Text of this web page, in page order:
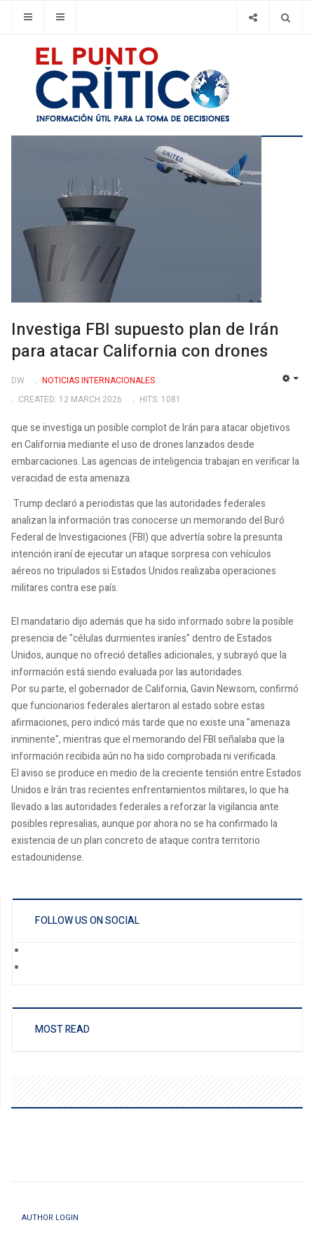
Investiga FBI supuesto plan de Irán
para atacar California con drones
DW
NOTICIAS INTERNACIONALES
CREATED: 12 MARCH 2026
HITS: 1081
que se investiga un posible complot de Irán para atacar objetivos
en California mediante el uso de drones lanzados desde
embarcaciones. Las agencias de inteligencia trabajan en verificar la
veracidad de esta amenaza.
Trump declaró a periodistas que las autoridades federales
analizan la información tras conocerse un memorando del Buró
Federal de Investigaciones (FBI) que advertía sobre la presunta
intención iraní de ejecutar un ataque sorpresa con vehículos
aéreos no tripulados si Estados Unidos realizaba operaciones
militares contra ese país.
El mandatario dijo además que ha sido informado sobre la posible
presencia de "células durmientes iraníes" dentro de Estados
Unidos, aunque no ofreció detalles adicionales, y subrayó que la
información está siendo evaluada por las autoridades.
Por su parte, el gobernador de California, Gavin Newsom, confirmó
que funcionarios federales alertaron al estado sobre estas
afirmaciones, pero indicó más tarde que no existe una "amenaza
inminente", mientras que el memorando del FBI señalaba que la
información recibida aún no ha sido comprobada ni verificada.
El aviso se produce en medio de la creciente tensión entre Estados
Unidos e Irán tras recientes enfrentamientos militares, lo que ha
llevado a las autoridades federales a reforzar la vigilancia ante
posibles represalias, aunque por ahora no se ha confirmado la
existencia de un plan concreto de ataque contra territorio
estadounidense.
FOLLOW US ON SOCIAL
MOST READ
AUTHOR LOGIN